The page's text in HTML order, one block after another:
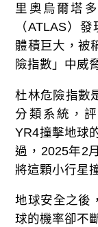
里奧烏爾塔
（ATLAS）發
體積巨大，被
險指數」中威
杜林危險指數
分類系統，
YR4撞擊地球
過， 2025年2
將這顆小行星
地球安全之後
球的機率卻不